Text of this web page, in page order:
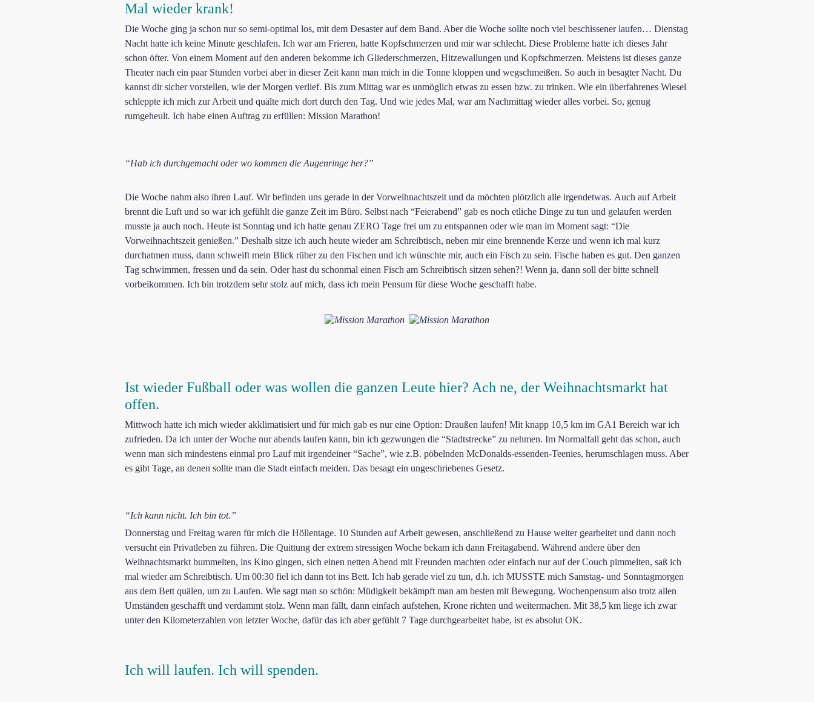
Mal wieder krank!
Die Woche ging ja schon nur so semi-optimal los, mit dem Desaster auf dem Band. Aber die Woche sollte noch viel beschissener laufen… Dienstag
Nacht hatte ich keine Minute geschlafen. Ich war am Frieren, hatte Kopfschmerzen und mir war schlecht. Diese Probleme hatte ich dieses Jahr
schon öfter. Von einem Moment auf den anderen bekomme ich Gliederschmerzen, Hitzewallungen und Kopfschmerzen. Meistens ist dieses ganze
Theater nach ein paar Stunden vorbei aber in dieser Zeit kann man mich in die Tonne kloppen und wegschmeißen. So auch in besagter Nacht. Du
kannst dir sicher vorstellen, wie der Morgen verlief. Bis zum Mittag war es unmöglich etwas zu essen bzw. zu trinken. Wie ein überfahrenes Wiesel
schleppte ich mich zur Arbeit und quälte mich dort durch den Tag. Und wie jedes Mal, war am Nachmittag wieder alles vorbei. So, genug
rumgeheult. Ich habe einen Auftrag zu erfüllen: Mission Marathon!
“Hab ich durchgemacht oder wo kommen die Augenringe her?”
Die Woche nahm also ihren Lauf. Wir befinden uns gerade in der Vorweihnachtszeit und da möchten plötzlich alle irgendetwas. Auch auf Arbeit
brennt die Luft und so war ich gefühlt die ganze Zeit im Büro. Selbst nach “Feierabend” gab es noch etliche Dinge zu tun und gelaufen werden
musste ja auch noch. Heute ist Sonntag und ich hatte genau ZERO Tage frei um zu entspannen oder wie man im Moment sagt: “Die
Vorweihnachtszeit genießen.” Deshalb sitze ich auch heute wieder am Schreibtisch, neben mir eine brennende Kerze und wenn ich mal kurz
durchatmen muss, dann schweift mein Blick rüber zu den Fischen und ich wünschte mir, auch ein Fisch zu sein. Fische haben es gut. Den ganzen
Tag schwimmen, fressen und da sein. Oder hast du schonmal einen Fisch am Schreibtisch sitzen sehen?! Wenn ja, dann soll der bitte schnell
vorbeikommen. Ich bin trotzdem sehr stolz auf mich, dass ich mein Pensum für diese Woche geschafft habe.
Ist wieder Fußball oder was wollen die ganzen Leute hier? Ach ne, der Weihnachtsmarkt hat
offen.
Mittwoch hatte ich mich wieder akklimatisiert und für mich gab es nur eine Option: Draußen laufen! Mit knapp 10,5 km im GA1 Bereich war ich
zufrieden. Da ich unter der Woche nur abends laufen kann, bin ich gezwungen die “Stadtstrecke” zu nehmen. Im Normalfall geht das schon, auch
wenn man sich mindestens einmal pro Lauf mit irgendeiner “Sache”, wie z.B. pöbelnden McDonalds-essenden-Teenies, herumschlagen muss. Aber
es gibt Tage, an denen sollte man die Stadt einfach meiden. Das besagt ein ungeschriebenes Gesetz.
“Ich kann nicht. Ich bin tot.”
Donnerstag und Freitag waren für mich die Höllentage. 10 Stunden auf Arbeit gewesen, anschließend zu Hause weiter gearbeitet und dann noch
versucht ein Privatleben zu führen. Die Quittung der extrem stressigen Woche bekam ich dann Freitagabend. Während andere über den
Weihnachtsmarkt bummelten, ins Kino gingen, sich einen netten Abend mit Freunden machten oder einfach nur auf der Couch pimmelten, saß ich
mal wieder am Schreibtisch. Um 00:30 fiel ich dann tot ins Bett. Ich hab gerade viel zu tun, d.h. ich MUSSTE mich Samstag- und Sonntagmorgen
aus dem Bett quälen, um zu Laufen. Wie sagt man so schön: Müdigkeit bekämpft man am besten mit Bewegung. Wochenpensum also trotz allen
Umständen geschafft und verdammt stolz. Wenn man fällt, dann einfach aufstehen, Krone richten und weitermachen. Mit 38,5 km liege ich zwar
unter den Kilometerzahlen von letzter Woche, dafür das ich aber gefühlt 7 Tage durchgearbeitet habe, ist es absolut OK.
Ich will laufen. Ich will spenden.